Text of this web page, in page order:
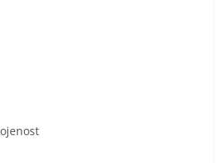
obchodu je 5 z 5 hvězdiček.